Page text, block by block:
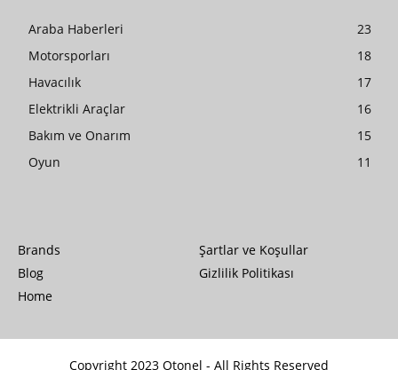
Araba Haberleri
23
Motorsporları
18
Havacılık
17
Elektrikli Araçlar
16
Bakım ve Onarım
15
Oyun
11
Brands
Blog
Home
Şartlar ve Koşullar
Gizlilik Politikası
Copyright 2023 Otonel - All Rights Reserved